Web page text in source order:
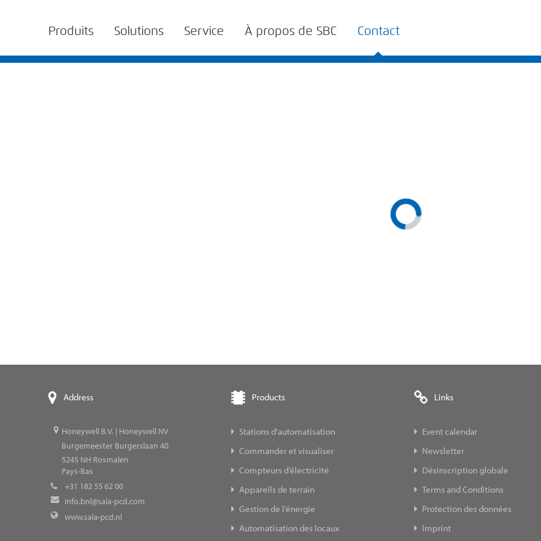
Produits Solutions Service À propos de SBC Contact
Address
Honeywell B.V. | Honeywell NV
Burgemeester Burgerslaan 40
5245 NH Rosmalen
Pays-Bas
+31 182 55 62 00
info.bnl@saia-pcd.com
www.saia-pcd.nl
Products
Stations d’automatisation
Commander et visualiser
Compteurs d’électricité
Appareils de terrain
Gestion de l’énergie
Automatisation des locaux
Links
Event calendar
Newsletter
Désinscription globale
Terms and Conditions
Protection des données
Imprint